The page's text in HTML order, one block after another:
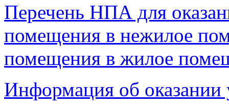
Перечень НПА для
помещения в нежилое
помещения в жилое
Информация об оказании